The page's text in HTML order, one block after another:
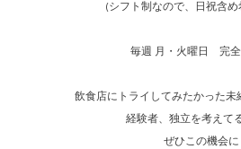
(シフト制なので、日祝含め
毎週 月・火曜日 完全
飲食店にトライしてみたかった
経験者、独立を考えて
ぜひこの機会に